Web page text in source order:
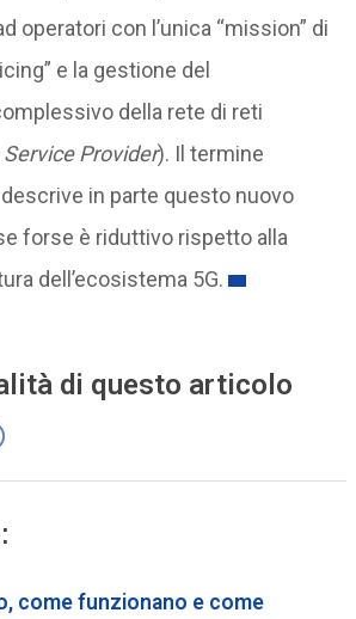
operatori con l’unica “mission” di
e la gestione del
della rete di reti
Provider). Il termine
in parte questo nuovo
forse è riduttivo rispetto alla
dell’ecosistema 5G.
di questo articolo
come funzionano e come